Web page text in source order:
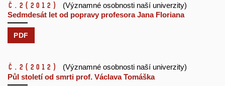
č.2 (2012)
(Významné osobnosti naší univerzity)
Sedmdesát let od popravy profesora Jana Floriana
PDF
č.2 (2012)
(Významné osobnosti naší univerzity)
Půl století od smrti prof. Václava Tomáška